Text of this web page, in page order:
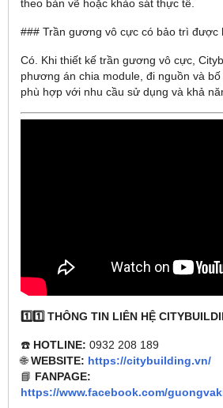
theo bản vẽ hoặc khảo sát thực tế.
### Trần gương vô cực có bảo trì được
Có. Khi thiết kế trần gương vô cực,
phương án chia module, đi nguồn và
phù hợp với nhu cầu sử dụng và khả
1️⃣1️⃣ THÔNG TIN LIÊN HỆ
☎️ HOTLINE: 0932 208 189
🌐WEBSITE: https://citybuilding.vn/
📘 FANPAGE:
https://www.facebook.com/